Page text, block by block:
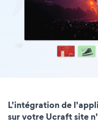
L'intégration de
sur votre Ucraft site